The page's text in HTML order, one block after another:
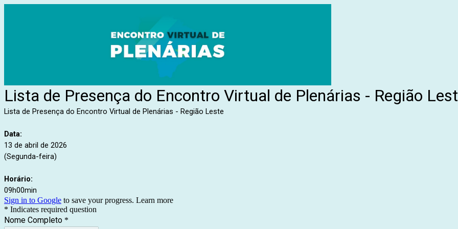
Lista de Presença do Encontro Virtual de Plenárias - Região
Lista de Presença do Encontro Virtual de Plenárias - Região Leste
Data:
13 de abril de 2026
(Segunda-feira)
Horário:
09h00min
Sign in to Google to save your progress. Learn more
* Indicates required question
Nome Completo *